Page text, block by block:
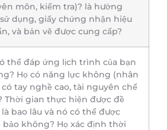
môn, kiểm tra)? là hướng
dụng, giấy chứng nhận hiệu
và bản vẽ được cung cấp?
thể đáp ứng lịch trình của bạn
Họ có năng lực không (nhân
tay nghề cao, tài nguyên chế
Thời gian thực hiện được đề
bao lâu và nó có thể được
bảo không? Họ xác định thời